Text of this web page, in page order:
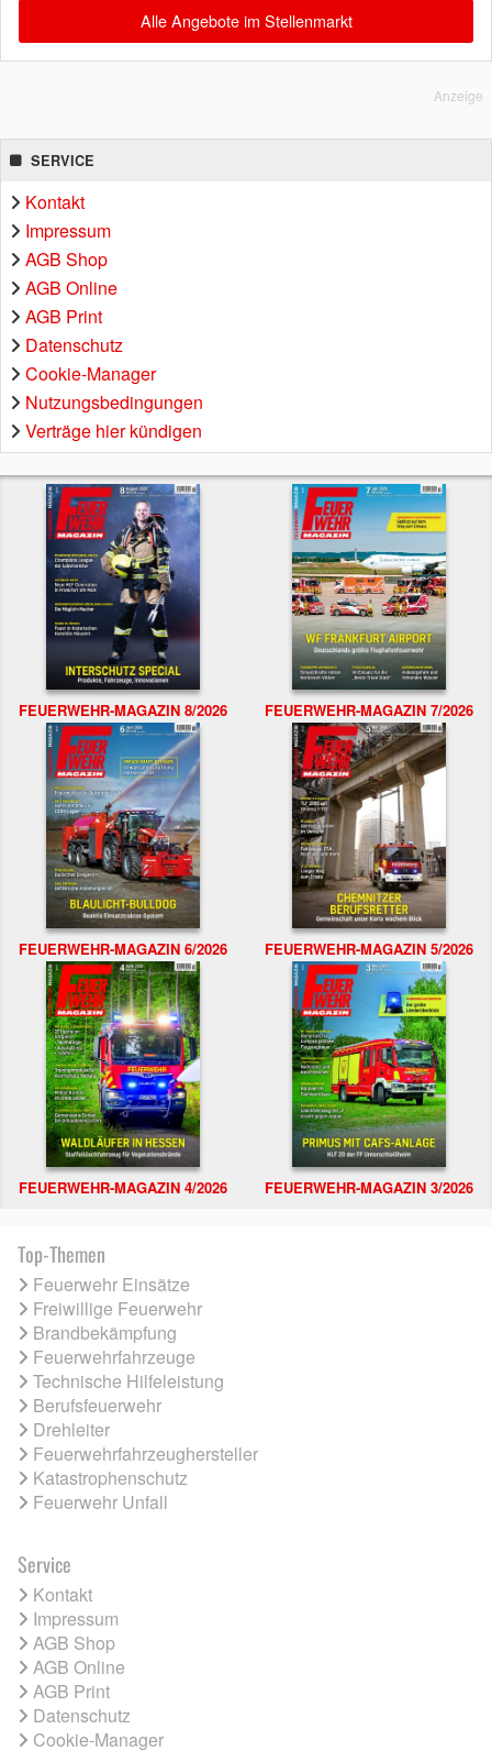
Alle Angebote im Stellenmarkt
Anzeige
SERVICE
Kontakt
Impressum
AGB Shop
AGB Online
AGB Print
Datenschutz
Cookie-Manager
Nutzungsbedingungen
Verträge hier kündigen
FEUERWEHR-MAGAZIN 8/2026 FEUERWEHR-MAGAZIN 7/2026
FEUERWEHR-MAGAZIN 6/2026 FEUERWEHR-MAGAZIN 5/2026
FEUERWEHR-MAGAZIN 4/2026 FEUERWEHR-MAGAZIN 3/2026
Top-Themen
Feuerwehr Einsätze
Freiwillige Feuerwehr
Brandbekämpfung
Feuerwehrfahrzeuge
Technische Hilfeleistung
Berufsfeuerwehr
Drehleiter
Feuerwehrfahrzeughersteller
Katastrophenschutz
Feuerwehr Unfall
Service
Kontakt
Impressum
AGB Shop
AGB Online
AGB Print
Datenschutz
Cookie-Manager